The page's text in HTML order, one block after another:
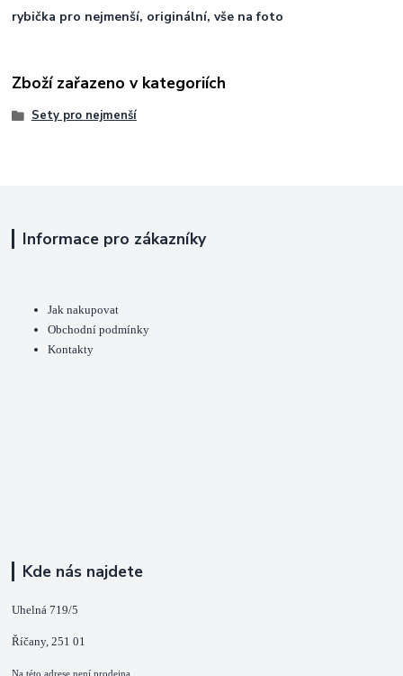
rybička pro nejmenší, originální, vše na foto
Zboží zařazeno v kategoriích
Sety pro nejmenší
Informace pro zákazníky
Jak nakupovat
Obchodní podmínky
Kontakty
Kde nás najdete
Uhelná 719/5
Říčany, 251 01
Na této adrese není prodejna.